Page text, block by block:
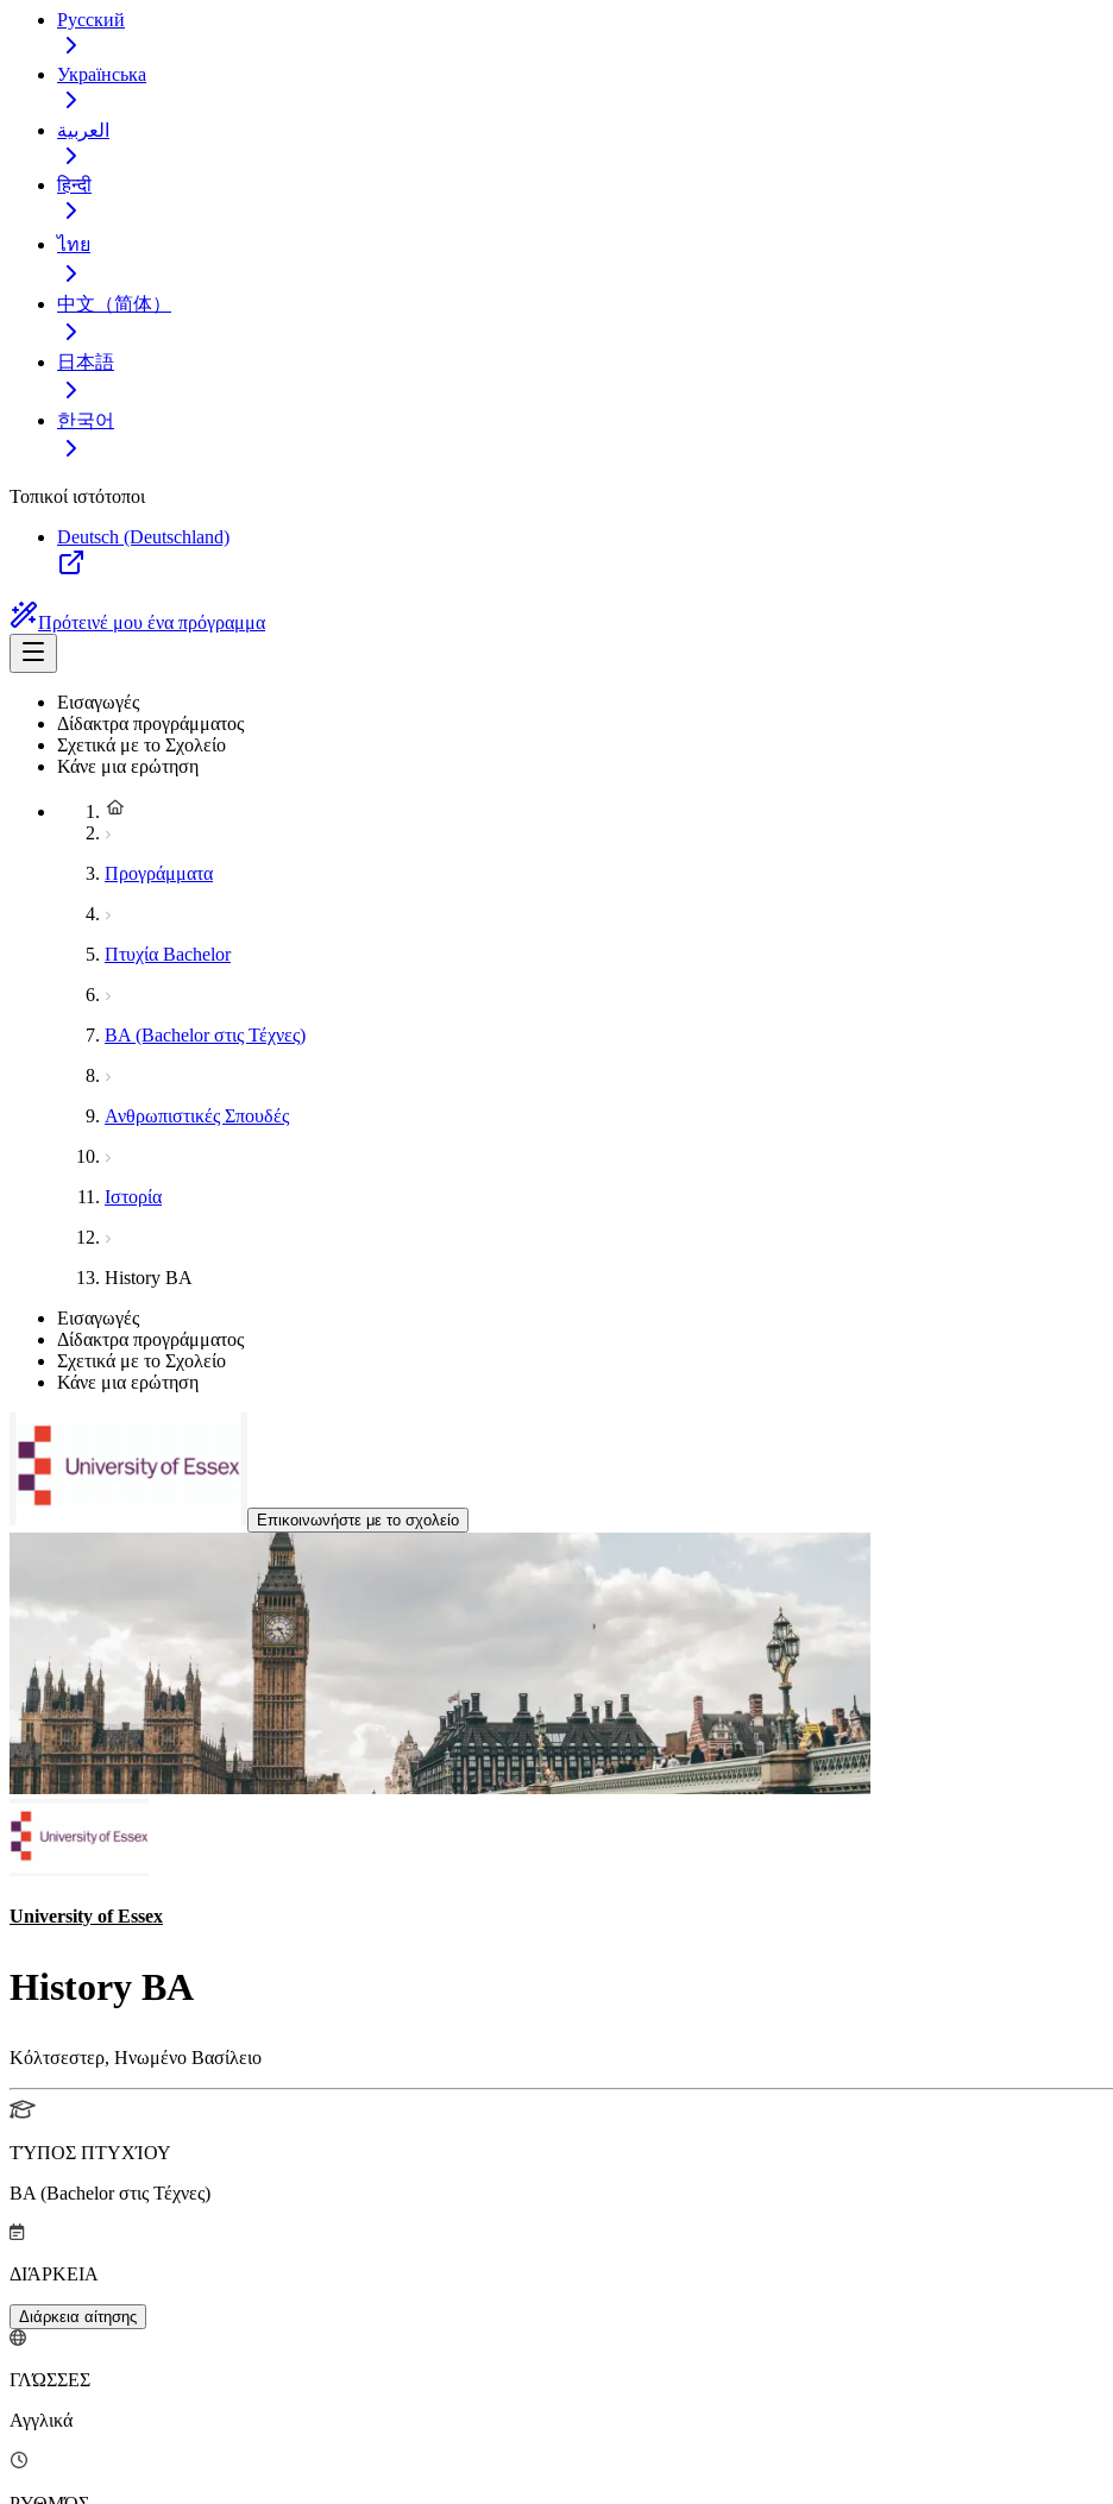
Русский
Українська
العربية
हिन्दी
ไทย
中文（简体）
日本語
한국어
Τοπικοί ιστότοποι
Deutsch (Deutschland)
Πρότεινέ μου ένα πρόγραμμα
Εισαγωγές
Δίδακτρα προγράμματος
Σχετικά με το Σχολείο
Κάνε μια ερώτηση
Προγράμματα
Πτυχία Bachelor
BA (Bachelor στις Τέχνες)
Ανθρωπιστικές Σπουδές
Ιστορία
History BA
Εισαγωγές
Δίδακτρα προγράμματος
Σχετικά με το Σχολείο
Κάνε μια ερώτηση
Επικοινωνήστε με το σχολείο
University of Essex
History BA
Κόλτσεστερ, Ηνωμένο Βασίλειο
ΤΎΠΟΣ ΠΤΥΧΊΟΥ
BA (Bachelor στις Τέχνες)
ΔΙΆΡΚΕΙΑ
Διάρκεια αίτησης
ΓΛΏΣΣΕΣ
Αγγλικά